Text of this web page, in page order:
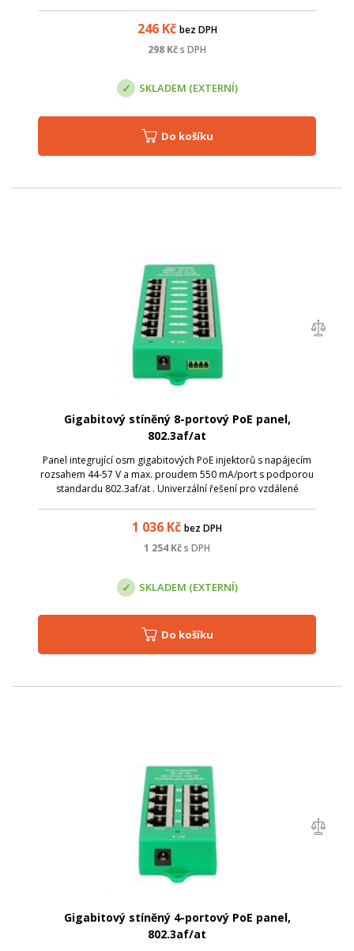
246Kč bez DPH
298 Kčs DPH
SKLADEM (EXTERNÍ)
Do košíku
Gigabitový stíněný 8-portový PoE panel,
802.3af/at
Panel integrující osm gigabitových PoE injektorů s napájecím
rozsahem 44-57 V a max. proudem 550 mA/port s podporou
standardu 802.3af/at . Univerzální řešení pro vzdálené
1 036 Kč bez DPH
1 254 Kčs DPH
SKLADEM (EXTERNÍ)
Do košíku
Gigabitový stíněný 4-portový PoE panel,
802.3af/at